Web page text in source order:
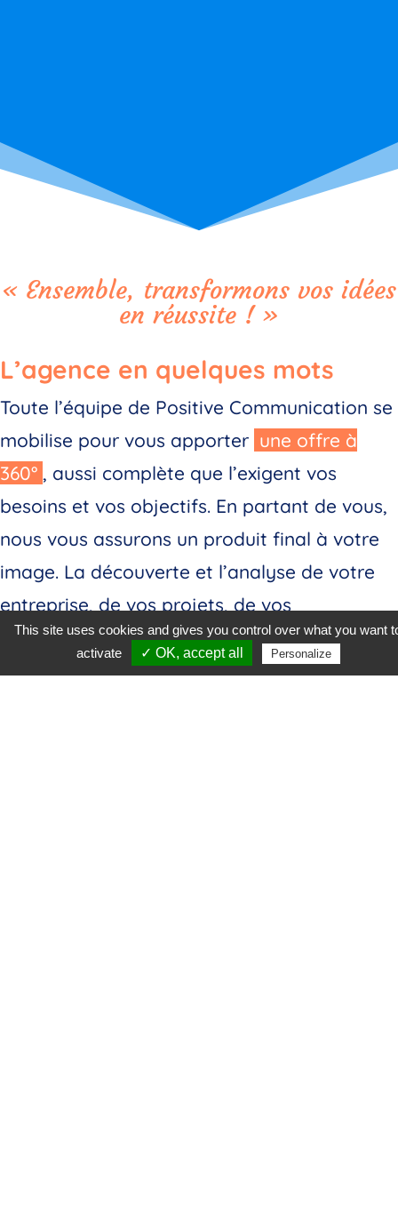
« Ensemble, transformons vos idées
en réussite ! »
L’agence en quelques mots
Toute l’équipe de Positive Communication se
mobilise pour vous apporter une offre à
360° , aussi complète que l’exigent vos
besoins et vos objectifs. En partant de vous,
nous vous assurons un produit final à votre
image. La découverte et l’analyse de votre
entreprise, de vos projets, de vos
partenaires, de vos clients sera le point de
départ d’unecollaboration réussie!
This site uses cookies and gives you control over what you want
activate
✓ OK, accept all Personalize